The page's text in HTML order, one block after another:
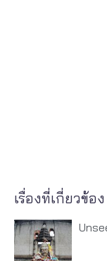
เรื่องที่เกี่ยวข้อง